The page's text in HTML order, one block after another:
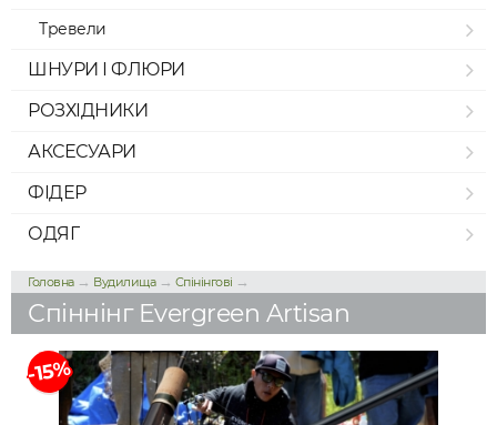
Тревели
ШНУРИ І ФЛЮРИ
РОЗХІДНИКИ
АКСЕСУАРИ
ФІДЕР
ОДЯГ
Головна→ Вудилища→ Спінінгові →
Спіннінг Evergreen Artisan
-15%